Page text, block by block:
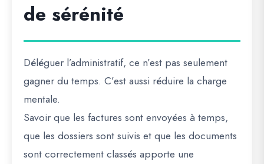
de sérénité
Déléguer l’administratif, ce n’est pas seulement
gagner du temps. C’est aussi réduire la charge
mentale.
Savoir que les factures sont envoyées à temps,
que les dossiers sont suivis et que les documents
sont correctement classés apporte une